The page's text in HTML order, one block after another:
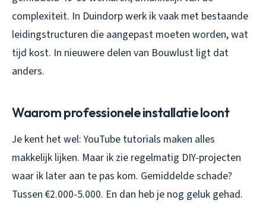
complexiteit. In Duindorp werk ik vaak met bestaande
leidingstructuren die aangepast moeten worden, wat
tijd kost. In nieuwere delen van Bouwlust ligt dat
anders.
Waarom professionele installatie loont
Je kent het wel: YouTube tutorials maken alles
makkelijk lijken. Maar ik zie regelmatig DIY-projecten
waar ik later aan te pas kom. Gemiddelde schade?
Tussen €2.000-5.000. En dan heb je nog geluk gehad.